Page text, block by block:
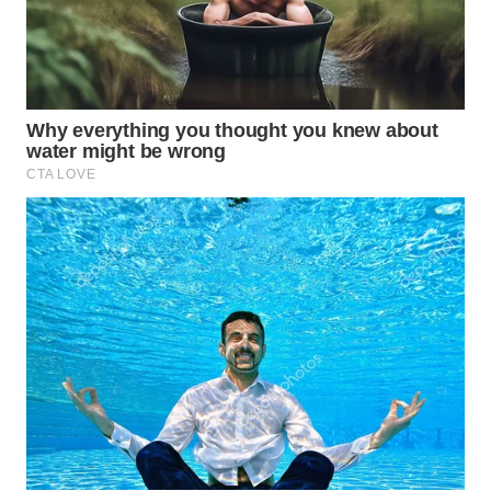
WN
SUMEDANG
WN
CIANJUR
WN
KEPULAUAN
SERIBU
WN
TANGERANG
WN
BINJAI
WN
CIREBON